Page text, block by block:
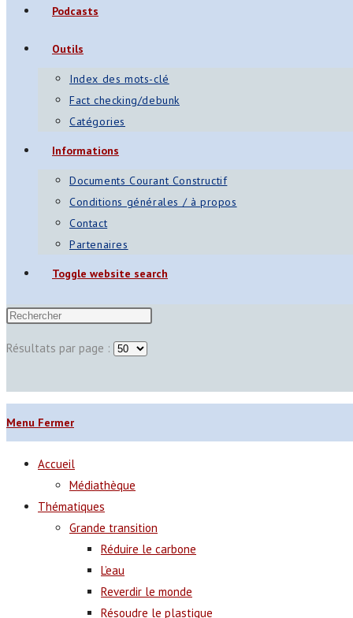
Podcasts
Outils
Index des mots-clé
Fact checking/debunk
Catégories
Informations
Documents Courant Constructif
Conditions générales / à propos
Contact
Partenaires
Toggle website search
Résultats par page :
Menu Fermer
Accueil
Médiathèque
Thématiques
Grande transition
Réduire le carbone
L’eau
Reverdir le monde
Résoudre le plastique